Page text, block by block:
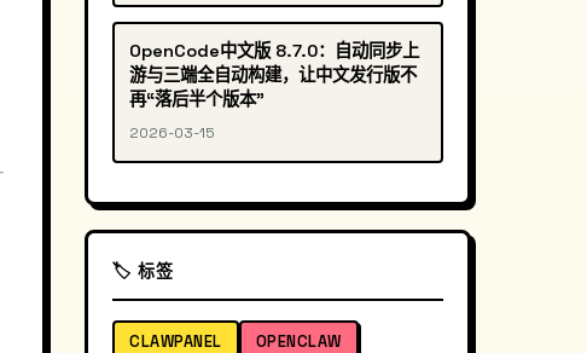
OpenCode中文版 8.7.0：自动同步上
游与三端全自动构建，让中文发行版不
再“落后半个版本”
2026-03-15
🏷️ 标签
CLAWPANEL OPENCLAW